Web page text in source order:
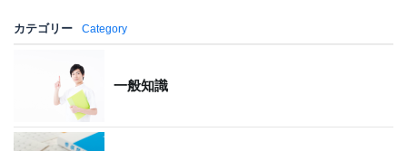
カテゴリー Category
一般知識